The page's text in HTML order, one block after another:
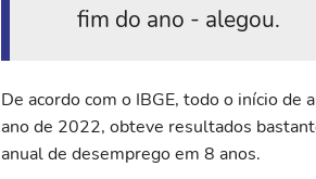
fim do ano - alegou.
De acordo com o IBGE, todo o início de
ano de 2022, obteve resultados
anual de desemprego em 8 anos.